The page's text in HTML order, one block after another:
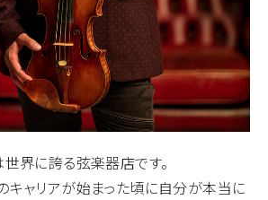
界に誇る弦楽器店です。
キャリアが始まった頃に自分が本当に